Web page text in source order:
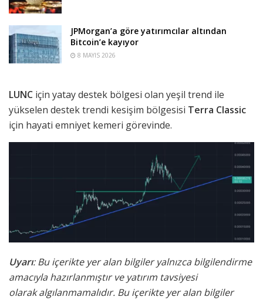
JPMorgan’a göre yatırımcılar altından
Bitcoin’e kayıyor
8 MAYIS 2026
LUNC için yatay destek bölgesi olan yeşil trend ile
yükselen destek trendi kesişim bölgesisi Terra Classic
için hayati emniyet kemeri görevinde.
Uyarı: Bu içerikte yer alan bilgiler yalnızca bilgilendirme
amacıyla hazırlanmıştır ve yatırım tavsiyesi
olarakalgılanmamalıdır. Bu içerikte yer alan bilgiler